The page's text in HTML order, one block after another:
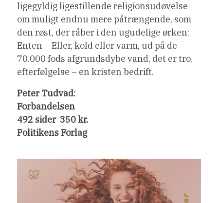
ligegyldig ligestillende religionsudøvelse
om muligt endnu mere påtrængende, som
den røst, der råber i den ugudelige ørken:
Enten – Eller, kold eller varm, ud på de
70.000 fods afgrundsdybe vand, det er tro,
efterfølgelse – en kristen bedrift.
Peter Tudvad:
Forbandelsen
492 sider  350 kr.
Politikens Forlag